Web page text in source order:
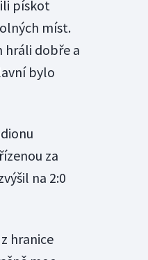
pískot
míst.
hráli dobře a
bylo
za
na 2:0
hranice